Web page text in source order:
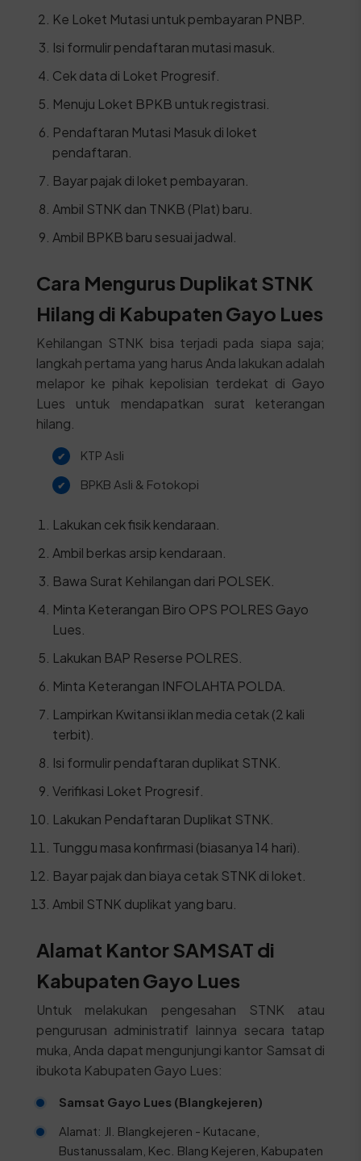
Ke Loket Mutasi untuk pembayaran PNBP.
Isi formulir pendaftaran mutasi masuk.
Cek data di Loket Progresif.
Menuju Loket BPKB untuk registrasi.
Pendaftaran Mutasi Masuk di loket
pendaftaran.
Bayar pajak di loket pembayaran.
Ambil STNK dan TNKB (Plat) baru.
Ambil BPKB baru sesuai jadwal.
Cara Mengurus Duplikat STNK
Hilang di Kabupaten Gayo Lues
Kehilangan STNK bisa terjadi pada siapa saja;
langkah pertama yang harus Anda lakukan adalah
melapor ke pihak kepolisian terdekat di Gayo
Lues untuk mendapatkan surat keterangan
hilang.
KTP Asli
BPKB Asli & Fotokopi
Lakukan cek fisik kendaraan.
Ambil berkas arsip kendaraan.
Bawa Surat Kehilangan dari POLSEK.
Minta Keterangan Biro OPS POLRES Gayo
Lues.
Lakukan BAP Reserse POLRES.
Minta Keterangan INFOLAHTA POLDA.
Lampirkan Kwitansi iklan media cetak (2 kali
terbit).
Isi formulir pendaftaran duplikat STNK.
Verifikasi Loket Progresif.
Lakukan Pendaftaran Duplikat STNK.
Tunggu masa konfirmasi (biasanya 14 hari).
Bayar pajak dan biaya cetak STNK di loket.
Ambil STNK duplikat yang baru.
Alamat Kantor SAMSAT di
Kabupaten Gayo Lues
Untuk melakukan pengesahan STNK atau
pengurusan administratif lainnya secara tatap
muka, Anda dapat mengunjungi kantor Samsat di
ibukota Kabupaten Gayo Lues:
Samsat Gayo Lues (Blangkejeren)
Alamat: Jl. Blangkejeren - Kutacane,
Bustanussalam, Kec. Blang Kejeren, Kabupaten